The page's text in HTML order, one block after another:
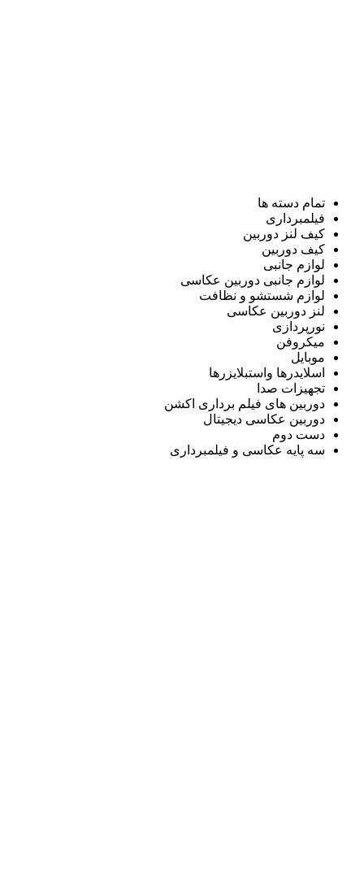
تمام دسته ها
فیلمبرداری
کیف لنز دوربین
کیف دوربین
لوازم جانبی
لوازم جانبی دوربین عکاسی
لوازم شستشو و نظافت
لنز دوربین عکاسی
نورپردازی
میکروفن
موبایل
اسلایدرها واستبلایزرها
تجهیزات صدا
دوربین های فیلم برداری اکشن
دوربین عکاسی دیجیتال
دست دوم
سه پایه عکاسی و فیلمبرداری